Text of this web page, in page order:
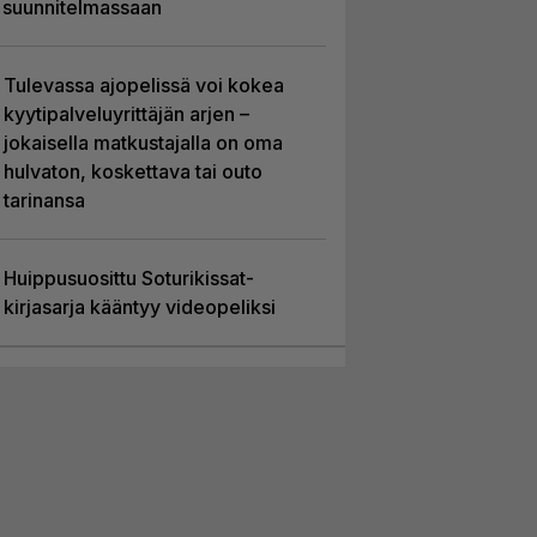
suunnitelmassaan
Tulevassa ajopelissä voi kokea
kyytipalveluyrittäjän arjen –
jokaisella matkustajalla on oma
hulvaton, koskettava tai outo
tarinansa
Huippusuosittu Soturikissat-
kirjasarja kääntyy videopeliksi